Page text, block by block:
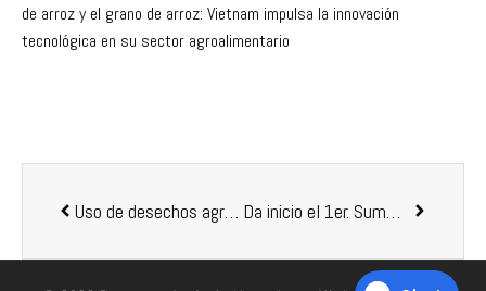
de arroz y el grano de arroz: Vietnam impulsa la innovación
tecnológica en su sector agroalimentario
Uso de desechos agroindustriales: ¿alimentos para la acuicultura? Da inicio el 1er. Summit Latinoamericano para la Sustentabilidad Pesquera y Acuícola, se transmitirá en vivo.